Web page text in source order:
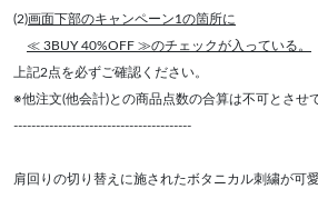
(2)画面下部のキャンペーン1の箇所に
≪ 3BUY 40%OFF ≫のチェックが入っている。
上記2点を必ずご確認ください。
※他注文(他会計)との商品点数の合算は不可とさせ
----------------------------------------
肩回りの切り替えに施されたボタニカル刺繍が可